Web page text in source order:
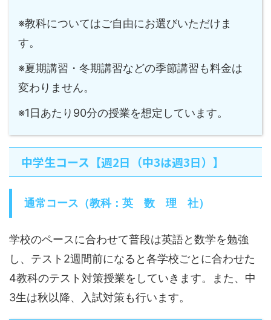
※教科についてはご自由にお選びいただけま
す。
※夏期講習・冬期講習などの季節講習も料金は
変わりません。
※1日あたり90分の授業を想定しています。
中学生コース【週2日（中3は週3日）】
通常コース（教科：英 数 理 社）
学校のペースに合わせて普段は英語と数学を勉強
し、テスト2週間前になると各学校ごとに合わせた
4教科のテスト対策授業をしていきます。また、中
3生は秋以降、入試対策も行います。